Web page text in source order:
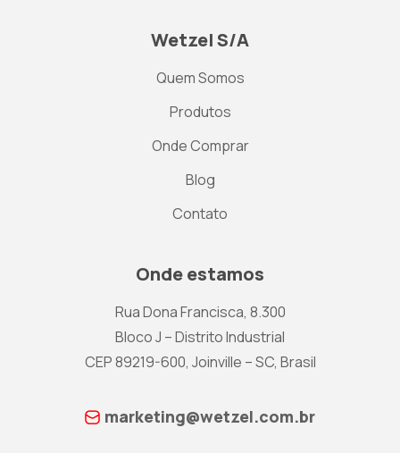
Wetzel S/A
Quem Somos
Produtos
Onde Comprar
Blog
Contato
Onde estamos
Rua Dona Francisca, 8.300
Bloco J – Distrito Industrial
CEP 89219-600, Joinville – SC, Brasil
marketing@wetzel.com.br